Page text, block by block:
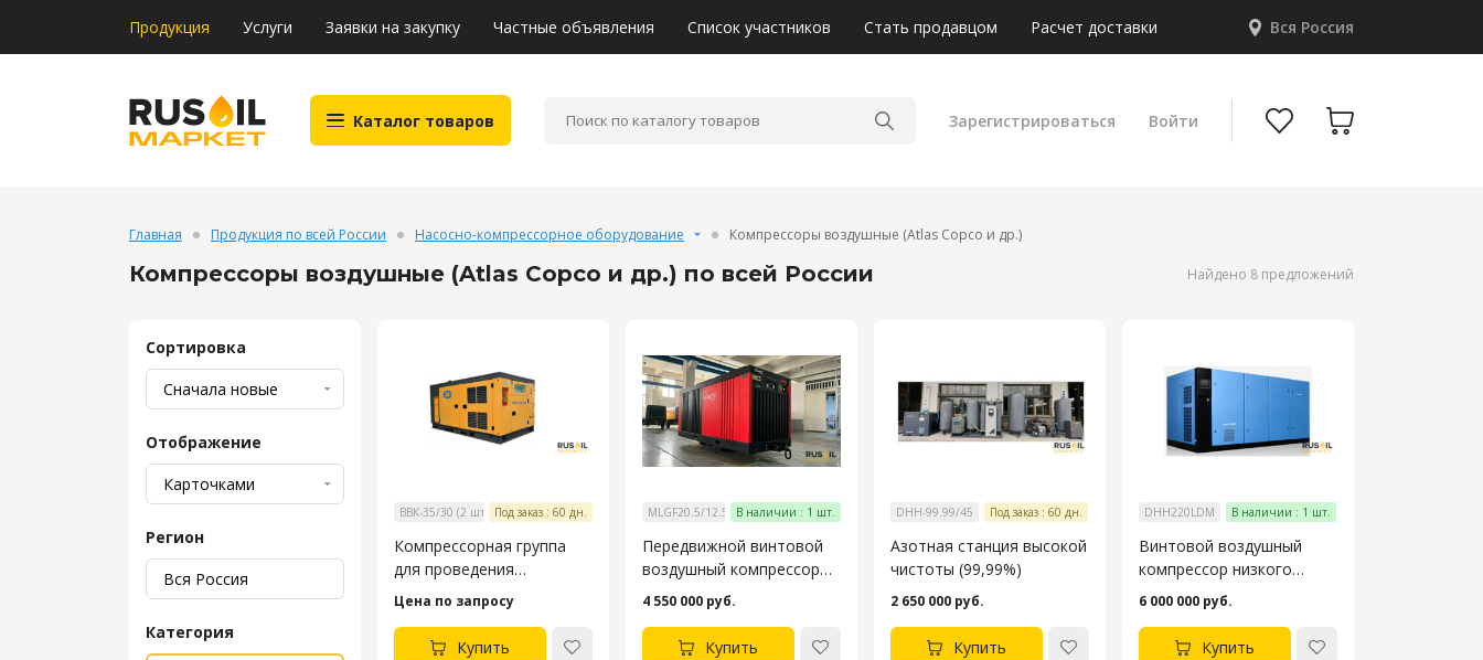
Продукция Услуги Заявки на закупку Частные объявления Список участников Стать продавцом Расчет доставки Вся Россия
Каталог товаров Зарегистрироваться Войти
Главная Продукция по всей России Насосно-компрессорное оборудование Компрессоры воздушные (Atlas Copco и др.)
Компрессоры воздушные (Atlas Copco и др.) по всей России Найдено 8 предложений
Сортировка
Отображение
Регион
Категория
ВВК-35/30 (2 шт.) + ДДК-77/200 (1 шт.)
Под заказ : 60 дн.
Компрессорная группа
для проведения
пневматических
испытаний
трубопроводов
Цена по запросу
Купить
MLGF20.5/12.5-132GВ наличии : 1 шт.
Передвижной винтовой
воздушный компрессор
для угольной шахты.
4 550 000 руб.
Купить
DHH-99.99/45 Под заказ : 60 дн.
Азотная станция высокой
чистоты (99,99%)
2 650 000 руб.
Купить
DHH220LDM В наличии : 1 шт.
Винтовой воздушный
компрессор низкого
давления для
текстильной
промышленности
6 000 000 руб.
Купить